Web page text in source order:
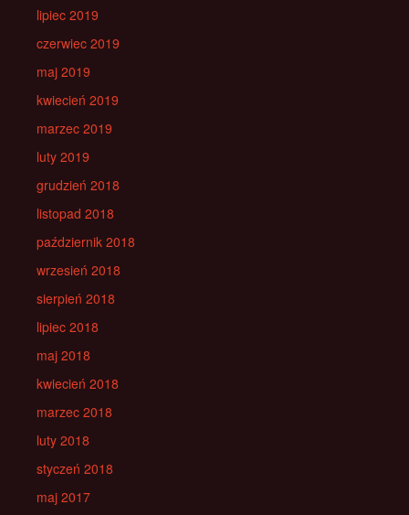
lipiec 2019
czerwiec 2019
maj 2019
kwiecień 2019
marzec 2019
luty 2019
grudzień 2018
listopad 2018
październik 2018
wrzesień 2018
sierpień 2018
lipiec 2018
maj 2018
kwiecień 2018
marzec 2018
luty 2018
styczeń 2018
maj 2017